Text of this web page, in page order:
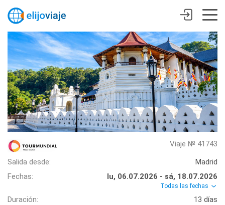
Viaje № 41743
Salida desde:
Madrid
Fechas:
lu, 06.07.2026 - sá, 18.07.2026
Todas las fechas
Duración:
13 días